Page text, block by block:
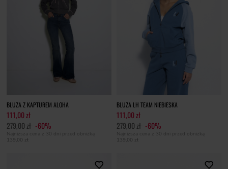
BLUZA Z KAPTUREM ALOHA
111,00 zł
279,00 zł -60%
Najniższa cena z 30 dni przed obniżką
139,00 zł
BLUZA LH TEAM NIEBIESKA
111,00 zł
279,00 zł -60%
Najniższa cena z 30 dni przed obniżką
139,00 zł